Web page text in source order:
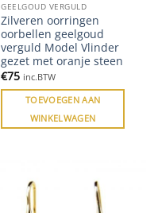
GEELGOUD VERGULD
Zilveren oorringen
oorbellen geelgoud
verguld Model Vlinder
gezet met oranje steen
€75 inc.BTW
TOEVOEGEN AAN
WINKELWAGEN